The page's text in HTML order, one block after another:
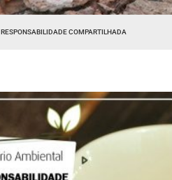
RESPONSABILIDADE COMPARTILHADA